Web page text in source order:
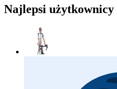
Najlepsi